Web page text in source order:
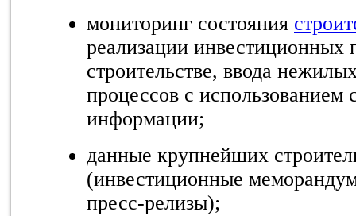
мониторинг состояния
реализации инвестиционных
строительстве, ввода
процессов с использованием
информации;
данные крупнейших
(инвестиционные
пресс-релизы);